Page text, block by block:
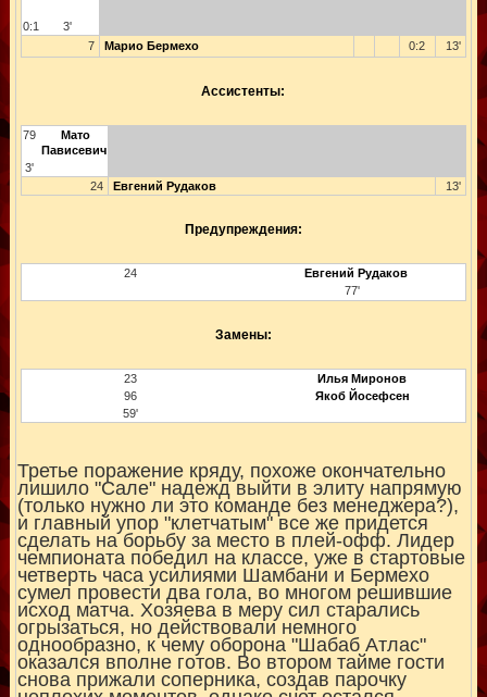
0:1
3'
7
Марио Бермехо 0:2 13'
Ассистенты:
79
Мато
Пависевич
3'
24
Евгений Рудаков 13'
Предупреждения:
24
Евгений Рудаков
77'
Замены:
23
Илья Миронов
96
Якоб Йосефсен
59'
Третье поражение кряду, похоже окончательно
лишило "Сале" надежд выйти в элиту напрямую
(только нужно ли это команде без менеджера?),
и главный упор "клетчатым" все же придется
сделать на борьбу за место в плей-офф. Лидер
чемпионата победил на классе, уже в стартовые
четверть часа усилиями Шамбани и Бермехо
сумел провести два гола, во многом решившие
исход матча. Хозяева в меру сил старались
огрызаться, но действовали немного
однообразно, к чему оборона "Шабаб Атлас"
оказался вполне готов. Во втором тайме гости
снова прижали соперника, создав парочку